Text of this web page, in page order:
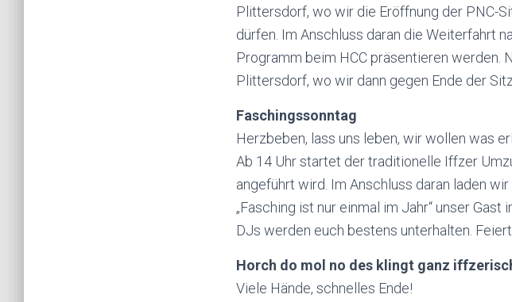
Plittersdorf, wo wir die Eröffnung der PNC-
dürfen. Im Anschluss daran die Weiterfahrt
Programm beim HCC präsentieren werden.
Plittersdorf, wo wir dann gegen Ende der
Faschingssonntag
Herzbeben, lass uns leben, wir wollen was
Ab 14 Uhr startet der traditionelle Iffzer
angeführt wird. Im Anschluss daran laden
„Fasching ist nur einmal im Jahr“ unser
DJs werden euch bestens unterhalten.
Horch do mol no des klingt ganz
Viele Hände, schnelles Ende!